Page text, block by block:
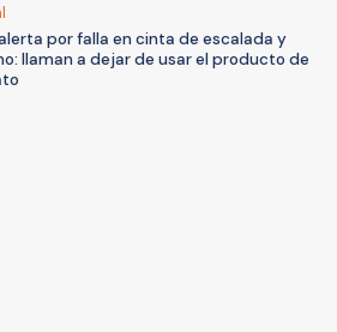
por falla en cinta de escalada y
llaman a dejar de usar el producto de